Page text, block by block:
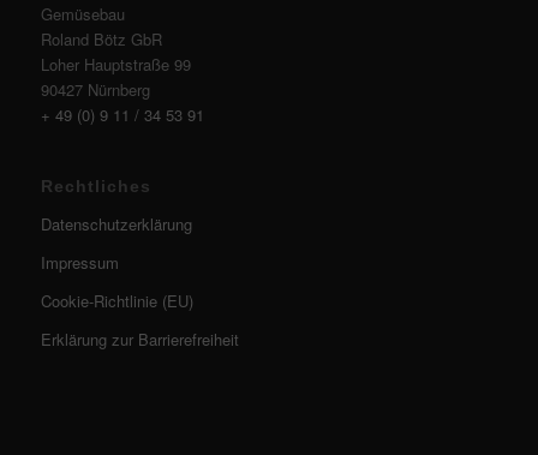
Gemüsebau
Roland Bötz GbR
Loher Hauptstraße 99
90427 Nürnberg
+ 49 (0) 9 11 / 34 53 91
Rechtliches
Datenschutzerklärung
Impressum
Cookie-Richtlinie (EU)
Erklärung zur Barrierefreiheit